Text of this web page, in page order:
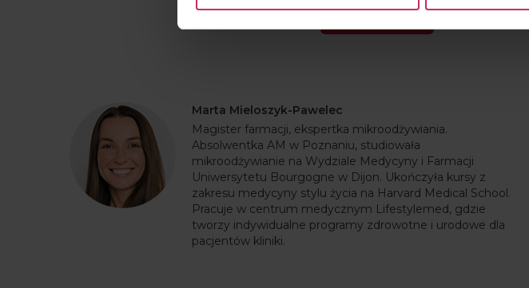
SPRAWDŹ
Marta Mieloszyk-Pawelec
Magister farmacji, ekspertka mikroodżywiania.
Absolwentka AM w Poznaniu, studiowała
mikroodżywianie na Wydziale Medycyny i Farmacji
Uniwersytetu Bourgogne w Dijon. Ukończyła kursy z
zakresu medycyny stylu życia na Harvard Medical School.
Pracuje w centrum medycznym Lifestylemed, gdzie
tworzy indywidualne programy zdrowotne i urodowe dla
pacjentów kliniki.